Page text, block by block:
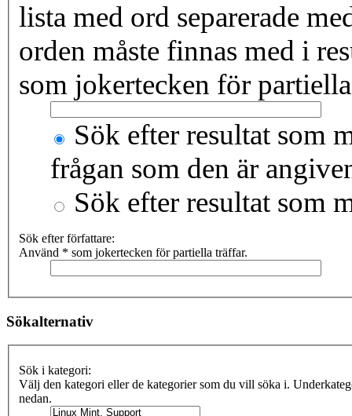
lista med ord separerade
orden måste finnas med i
som jokertecken för
Sök efter resultat som
frågan som den är
Sök efter resultat som
Sök efter författare:
Använd * som jokertecken för partiella träffar.
Sökalternativ
Sök i kategori:
Välj den kategori eller de kategorier som du vill söka i.
nedan.